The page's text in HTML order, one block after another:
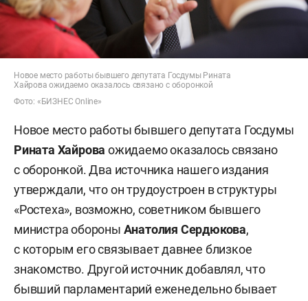
Новое место работы бывшего депутата Госдумы Рината
Хайрова ожидаемо оказалось связано с оборонкой
Фото: «БИЗНЕС Online»
Новое место работы бывшего депутата Госдумы
Рината Хайрова ожидаемо оказалось связано
с оборонкой. Два источника нашего издания
утверждали, что он трудоустроен в структуры
«Ростеха», возможно, советником бывшего
министра обороны Анатолия Сердюкова,
с которым его связывает давнее близкое
знакомство. Другой источник добавлял, что
бывший парламентарий еженедельно бывает